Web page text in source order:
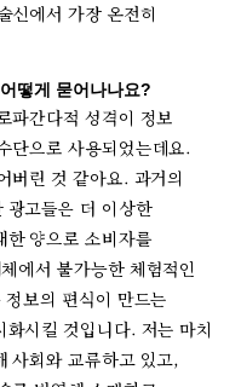
신에서 가장 온전히
어떻게 묻어나나요?
파간다적 성격이 정보
단으로 사용되었는데요.
버린 것 같아요. 과거의
광고들은 더 이상한
한 양으로 소비자를
에서 불가능한 체험적인
정보의 편식이 만드는
화시킬 것입니다. 저는 마치
사회와 교류하고 있고,